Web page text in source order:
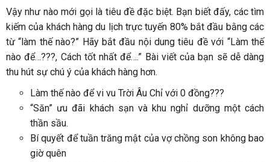
Vậy như nào mới gọi là tiêu đề đặc biệt. Bạn biết đấy, các tìm
kiếm của khách hàng du lịch trực tuyến 80% bắt đầu bằng các
từ “làm thế nào?” Hãy bắt đầu nội dung tiêu đề với “Làm thế
nào để…???, Cách tốt nhất để….” Bài viết của bạn sẽ dễ dàng
thu hút sự chú ý của khách hàng hơn.
Làm thế nào để vi vu Trời Âu Chỉ với 0 đồng???
“Săn” ưu đãi khách sạn và khu nghỉ dưỡng một cách
thần sầu.
Bí quyết để tuần trăng mật của vợ chồng son không bao
giờ quên